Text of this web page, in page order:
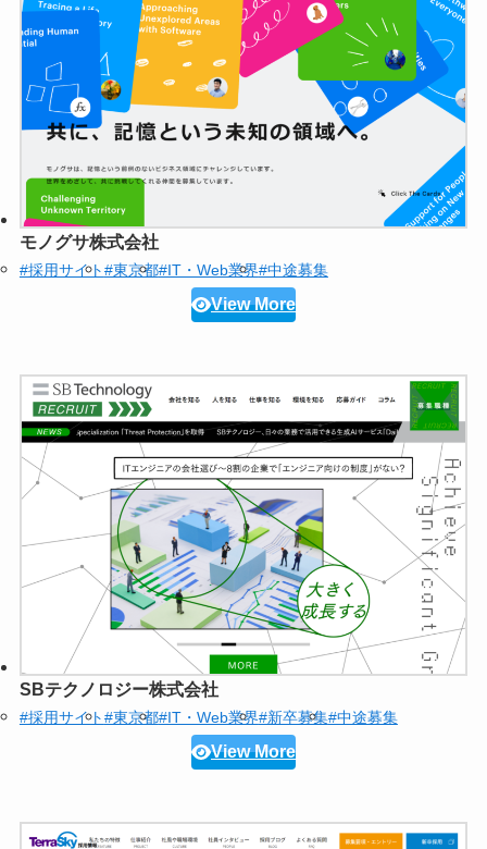
モノグサ株式会社
#採用サイト#東京都#IT・Web業界#中途募集
View More
SBテクノロジー株式会社
#採用サイト#東京都#IT・Web業界#新卒募集#中途募集
View More